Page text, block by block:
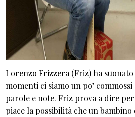
Lorenzo Frizzera (Friz) ha
momenti ci siamo un po’
parole e note. Friz prova a dire
piace la possibilità che un